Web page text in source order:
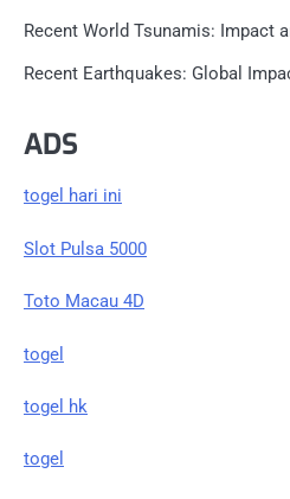
Recent World Tsunamis: Impact
Recent Earthquakes: Global
ADS
togel hari ini
Slot Pulsa 5000
Toto Macau 4D
togel
togel hk
togel